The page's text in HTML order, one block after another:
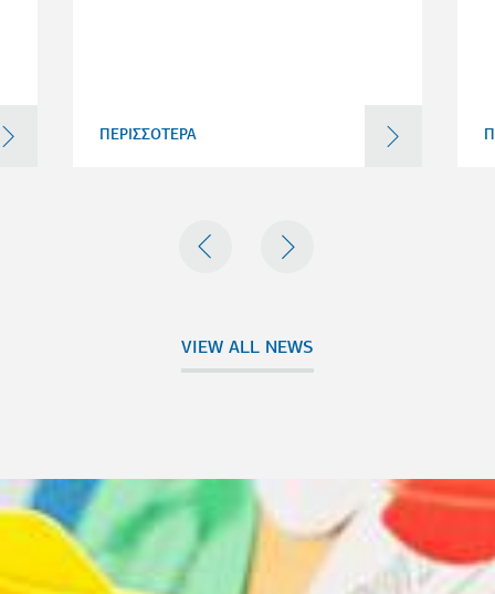
ΠΕΡΙΣΣΟΤΕΡΑ
VIEW ALL NEWS